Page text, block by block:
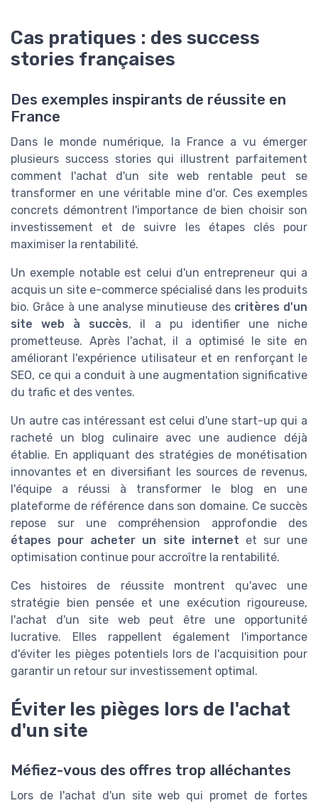
Cas pratiques : des success
stories françaises
Des exemples inspirants de réussite en
France
Dans le monde numérique, la France a vu émerger
plusieurs success stories qui illustrent parfaitement
comment l'achat d'un site web rentable peut se
transformer en une véritable mine d'or. Ces exemples
concrets démontrent l'importance de bien choisir son
investissement et de suivre les étapes clés pour
maximiser la rentabilité.
Un exemple notable est celui d'un entrepreneur qui a
acquis un site e-commerce spécialisé dans les produits
bio. Grâce à une analyse minutieuse des critères d'un
site web à succès, il a pu identifier une niche
prometteuse. Après l'achat, il a optimisé le site en
améliorant l'expérience utilisateur et en renforçant le
SEO, ce qui a conduit à une augmentation significative
du trafic et des ventes.
Un autre cas intéressant est celui d'une start-up qui a
racheté un blog culinaire avec une audience déjà
établie. En appliquant des stratégies de monétisation
innovantes et en diversifiant les sources de revenus,
l'équipe a réussi à transformer le blog en une
plateforme de référence dans son domaine. Ce succès
repose sur une compréhension approfondie des
étapes pour acheter un site internet et sur une
optimisation continue pour accroître la rentabilité.
Ces histoires de réussite montrent qu'avec une
stratégie bien pensée et une exécution rigoureuse,
l'achat d'un site web peut être une opportunité
lucrative. Elles rappellent également l'importance
d'éviter les pièges potentiels lors de l'acquisition pour
garantir un retour sur investissement optimal.
Éviter les pièges lors de l'achat
d'un site
Méfiez-vous des offres trop alléchantes
Lors de l'achat d'un site web qui promet de fortes